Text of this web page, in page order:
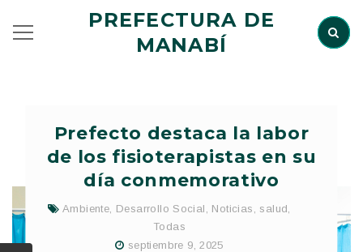
PREFECTURA DE
MANABÍ
Prefecto destaca la labor
de los fisioterapistas en su
día conmemorativo
Ambiente, Desarrollo Social , Noticias , salud,
Todas
septiembre 9, 2025